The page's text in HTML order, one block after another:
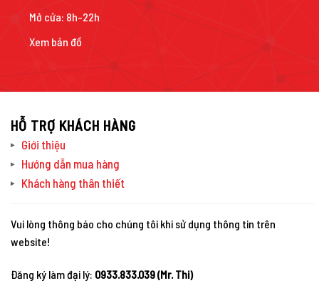
Mở cửa: 8h-22h
Xem bản đồ
HỖ TRỢ KHÁCH HÀNG
Giới thiệu
Hướng dẫn mua hàng
Khách hàng thân thiết
Vui lòng thông báo cho chúng tôi khi sử dụng thông tin trên
website!
Đăng ký làm đại lý: 0933.833.039 (Mr. Thi)